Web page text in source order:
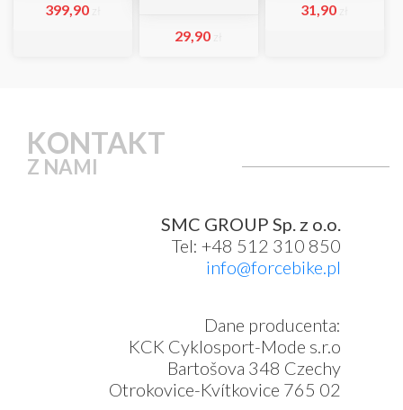
399,90
29,90
31,90
KONTAKT
Z NAMI
SMC GROUP Sp. z o.o.
Tel: +48 512 310 850
info@forcebike.pl
Dane producenta:
KCK Cyklosport-Mode s.r.o
Bartošova 348 Czechy
Otrokovice-Kvítkovice 765 02